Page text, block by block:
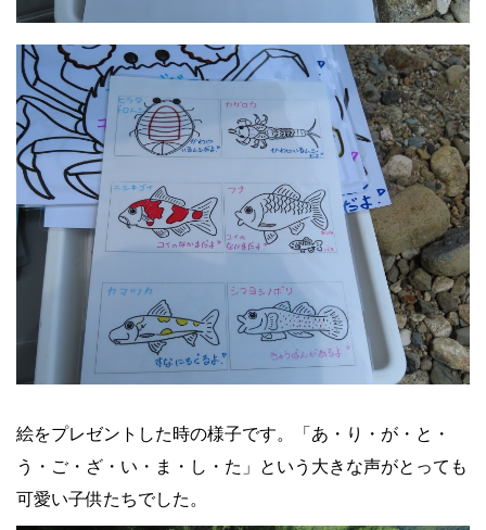
絵をプレゼントした時の様子です。「あ・り・が・と・
う・ご・ざ・い・ま・し・た」という大きな声がとっても
可愛い子供たちでした。